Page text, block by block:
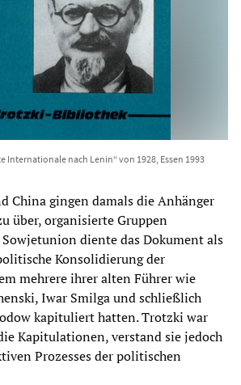
Internationale nach Lenin“ von 1928, Essen 1993
China gingen damals die Anhänger
über, organisierte Gruppen
diente das Dokument als
Konsolidierung der
mehrere ihrer alten Führer wie
Iwar Smilga und schließlich
kapituliert hatten. Trotzki war
Kapitulationen, verstand sie jedoch
Prozesses der politischen